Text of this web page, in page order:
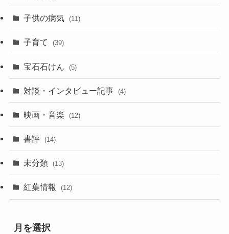
子供の病気 (11)
子育て (39)
宝石石けん (5)
対談・インタビュー記事 (4)
映画・音楽 (12)
書評 (14)
未分類 (13)
紅葉情報 (12)
月を選択